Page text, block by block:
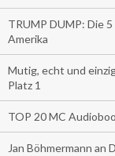
TRUMP DUMP: Die
Amerika
Mutig, echt und
Platz 1
TOP 20 MC
Jan Böhmermann an